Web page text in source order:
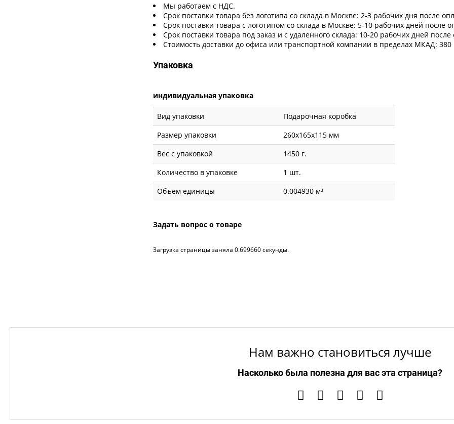
Мы работаем с НДС.
Срок поставки товара без логотипа со склада в Москве: 2-3 рабочих дня после
Срок поставки товара с логотипом со склада в Москве: 5-10 рабочих дней после
Срок поставки товара под заказ и с удаленного склада: 10-20 рабочих дней
Стоимость доставки до офиса или транспортной компании в пределах МКАД: 380
Упаковка
индивидуальная упаковка
Вид упаковки
Подарочная коробка
Размер упаковки
260x165x115 мм
Вес с упаковкой
1450 г.
Количество в упаковке
1 шт.
Объем единицы
0.004930 м³
Задать вопрос о товаре
Загрузка страницы заняла 0.699660 секунды.
Нам важно становиться лучше
Насколько была полезна для вас эта страница?